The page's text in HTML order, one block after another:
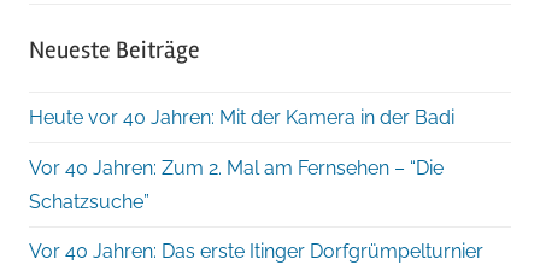
Neueste Beiträge
Heute vor 40 Jahren: Mit der Kamera in der Badi
Vor 40 Jahren: Zum 2. Mal am Fernsehen – “Die
Schatzsuche”
Vor 40 Jahren: Das erste Itinger Dorfgrümpelturnier